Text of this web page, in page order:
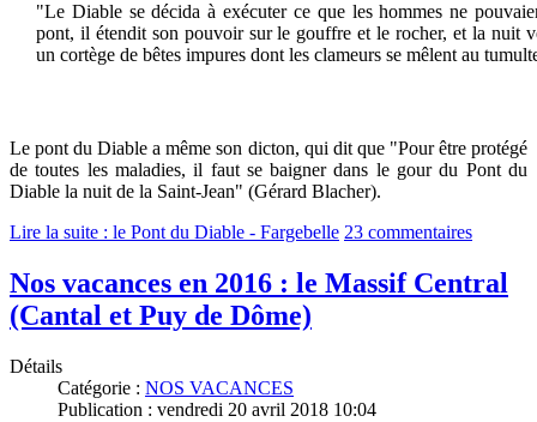
"Le Diable se décida à exécuter ce que les hommes ne
pont, il étendit son pouvoir sur le gouffre et le rocher, et la nuit
un cortège de bêtes impures dont les clameurs se mêlent au
Le pont du Diable a même son dicton, qui dit que "Pour être protégé
de toutes les maladies, il faut se baigner dans le gour du Pont du
Diable la nuit de la Saint-Jean" (Gérard Blacher).
Lire la suite : le Pont du Diable - Fargebelle 23 commentaires
Nos vacances en 2016 : le Massif Central
(Cantal et Puy de Dôme)
Détails
Catégorie : NOS VACANCES
Publication : vendredi 20 avril 2018 10:04